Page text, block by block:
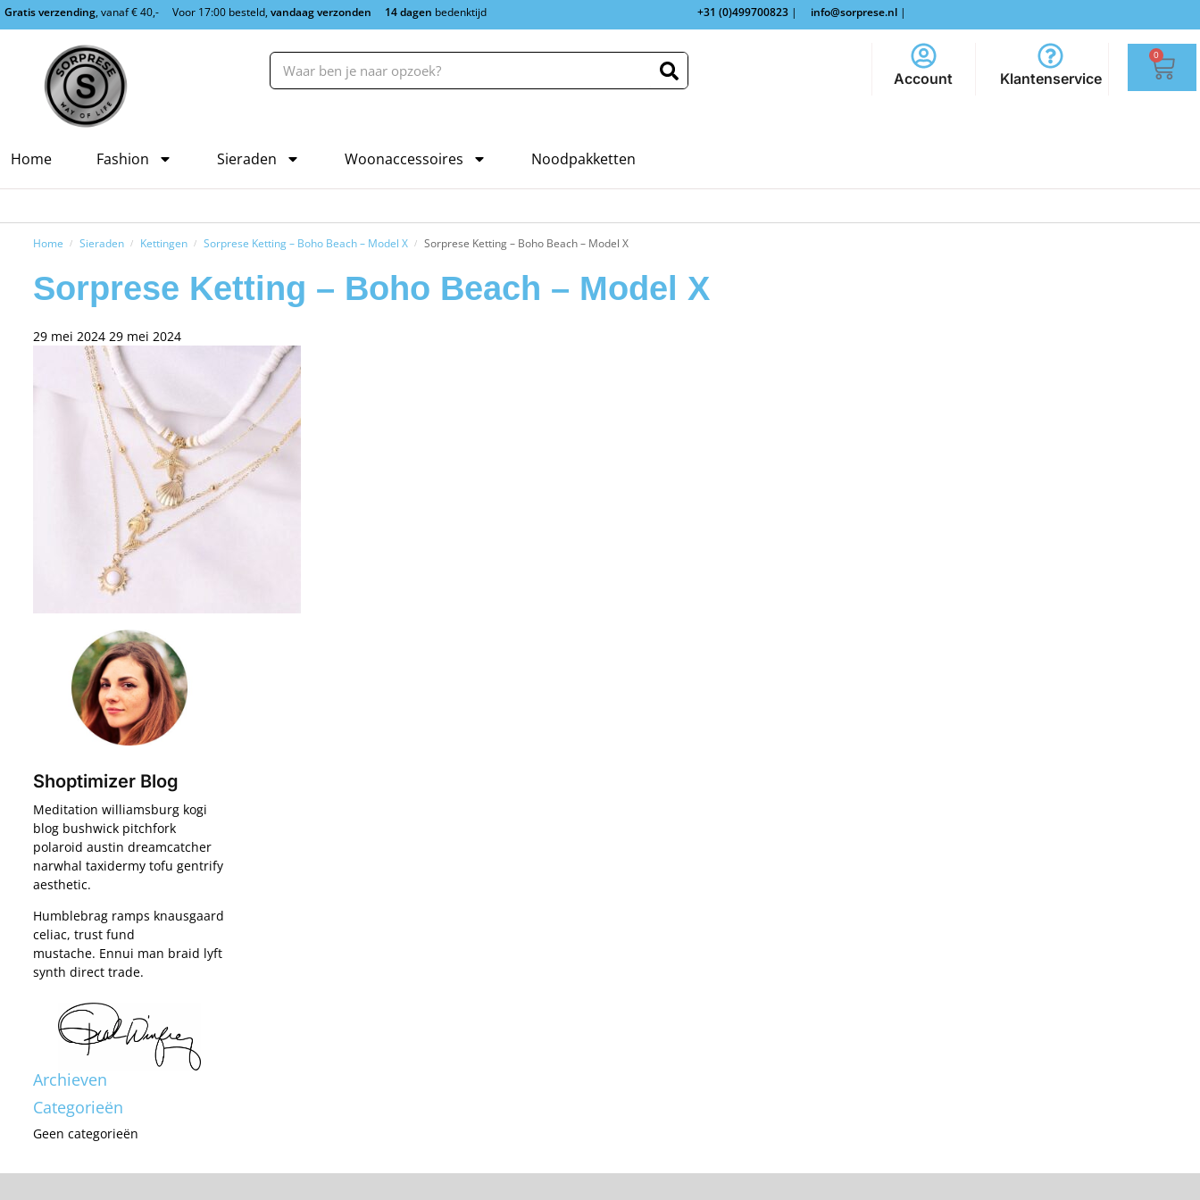
Gratis verzending, vanaf € 40,- Voor 17:00 besteld,vandaag verzonden 14 dagen bedenktijd +31 (0)499700823 | info@sorprese.nl |
Account Klantenservice
0
Home Fashion Sieraden Woonaccessoires Noodpakketten
Home / Sieraden / Kettingen / Sorprese Ketting – Boho Beach – Model X / Sorprese Ketting – Boho Beach – Model X
Sorprese Ketting – Boho Beach – Model X
29 mei 2024 29 mei 2024
Shoptimizer Blog
Meditation williamsburg kogi
blog bushwick pitchfork
polaroid austin dreamcatcher
narwhal taxidermy tofu gentrify
aesthetic.
Humblebrag ramps knausgaard
celiac, trust fund
mustache. Ennui man braid lyft
synth direct trade.
Archieven
Categorieën
Geen categorieën